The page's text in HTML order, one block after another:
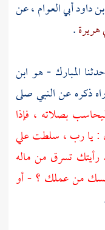
داود أبي العوام ،عن
هريرة.
حدثنا المبارك - هو ابن
ذكره عن النبي صلى
بصلاته ، فإذا
: يا رب ، سلطت علي
تسرق من ماله
من عملك ؟ - أو